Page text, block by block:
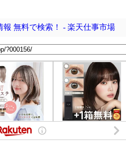
報 無料で検索！ - 楽天仕事市場